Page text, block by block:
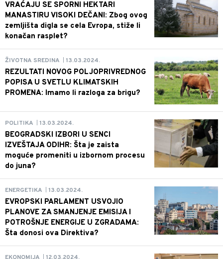
VRAĆAJU SE SPORNI HEKTARI
MANASTIRU VISOKI DEČANI: Zbog ovog
zemljišta digla se cela Evropa, stiže li
konačan rasplet?
ŽIVOTNA SREDINA 13.03.2024.
REZULTATI NOVOG POLJOPRIVREDNOG
POPISA U SVETLU KLIMATSKIH
PROMENA: Imamo li razloga za brigu?
POLITIKA 13.03.2024.
BEOGRADSKI IZBORI U SENCI
IZVEŠTAJA ODIHR: Šta je zaista
moguće promeniti u izbornom procesu
do juna?
ENERGETIKA 13.03.2024.
EVROPSKI PARLAMENT USVOJIO
PLANOVE ZA SMANJENJE EMISIJA I
POTROŠNJE ENERGIJE U ZGRADAMA:
Šta donosi ova Direktiva?
12.03.2024.